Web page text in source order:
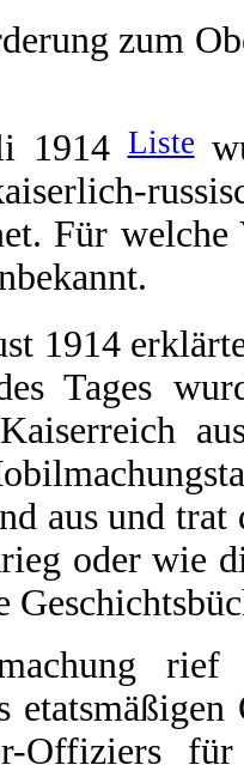
zum
1914Liste
Für
1914
Tages
aus und
oder wie
rief
Offiziers